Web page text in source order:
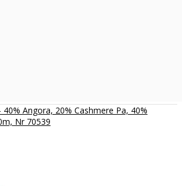
40% Angora, 20% Cashmere Pa, 40%
Nr 70539